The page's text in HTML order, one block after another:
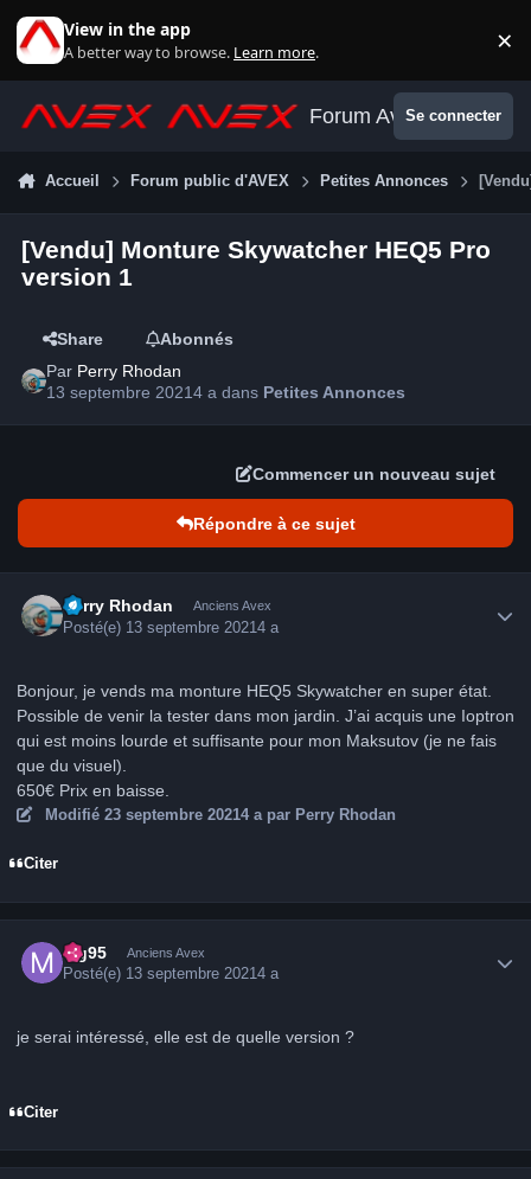
View in the app
A better way to browse. Learn more. ×
Forum AvexSe connecter
Accueil Forum public d'AVEX Petites Annonces
[Vendu] Monture Skywatcher HEQ5 Pro
version 1
Share
Abonnés
Par Perry Rhodan
13 septembre 20214 a dans Petites Annonces
Commencer un nouveau sujet
Répondre à ce sujet
Perry Rhodan Anciens Avex
Posté(e) 13 septembre 20214 a
Bonjour, je vends ma monture HEQ5 Skywatcher en super état.
Possible de venir la tester dans mon jardin. J’ai acquis une Ioptron
qui est moins lourde et suffisante pour mon Maksutov (je ne fais
que du visuel).
650€ Prix en baisse.
Modifié 23 septembre 20214 apar Perry Rhodan
Citer
mg95 Anciens Avex
Posté(e) 13 septembre 20214 a
je serai intéressé, elle est de quelle version ?
Citer